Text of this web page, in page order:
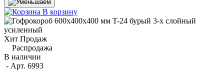
В корзину
Хит Продаж
Распродажа
В наличии
- Арт. 6993